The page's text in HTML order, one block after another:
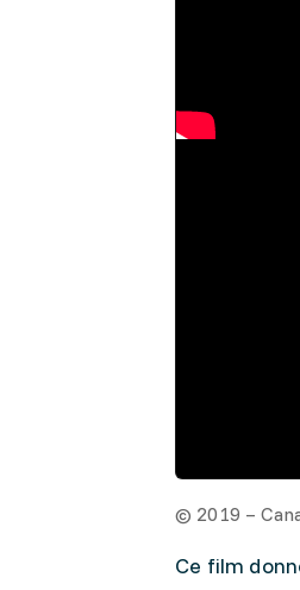
© 2019 –
Ce film